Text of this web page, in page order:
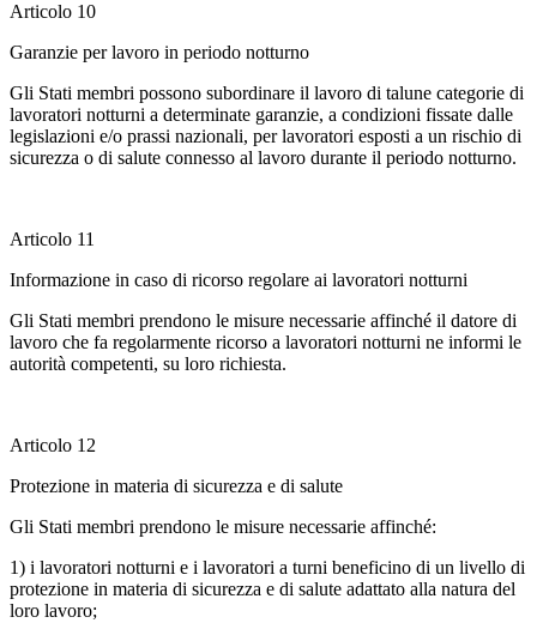
Articolo 10
Garanzie per lavoro in periodo notturno
Gli Stati membri possono subordinare il lavoro di talune categorie di
lavoratori notturni a determinate garanzie, a condizioni fissate dalle
legislazioni e/o prassi nazionali, per lavoratori esposti a un rischio di
sicurezza o di salute connesso al lavoro durante il periodo notturno.
Articolo 11
Informazione in caso di ricorso regolare ai lavoratori notturni
Gli Stati membri prendono le misure necessarie affinché il datore di
lavoro che fa regolarmente ricorso a lavoratori notturni ne informi le
autorità competenti, su loro richiesta.
Articolo 12
Protezione in materia di sicurezza e di salute
Gli Stati membri prendono le misure necessarie affinché:
1) i lavoratori notturni e i lavoratori a turni beneficino di un livello di
protezione in materia di sicurezza e di salute adattato alla natura del
loro lavoro;